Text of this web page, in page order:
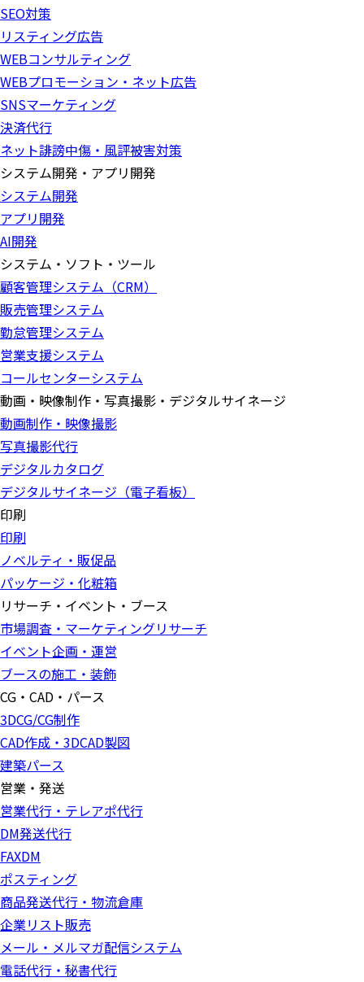
SEO対策
リスティング広告
WEBコンサルティング
WEBプロモーション・ネット広告
SNSマーケティング
決済代行
ネット誹謗中傷・風評被害対策
システム開発・アプリ開発
システム開発
アプリ開発
AI開発
システム・ソフト・ツール
顧客管理システム（CRM）
販売管理システム
勤怠管理システム
営業支援システム
コールセンターシステム
動画・映像制作・写真撮影・デジタルサイネージ
動画制作・映像撮影
写真撮影代行
デジタルカタログ
デジタルサイネージ（電子看板）
印刷
印刷
ノベルティ・販促品
パッケージ・化粧箱
リサーチ・イベント・ブース
市場調査・マーケティングリサーチ
イベント企画・運営
ブースの施工・装飾
CG・CAD・パース
3DCG/CG制作
CAD作成・3DCAD製図
建築パース
営業・発送
営業代行・テレアポ代行
DM発送代行
FAXDM
ポスティング
商品発送代行・物流倉庫
企業リスト販売
メール・メルマガ配信システム
電話代行・秘書代行